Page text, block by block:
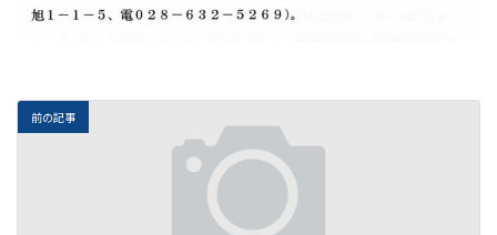
前の記事